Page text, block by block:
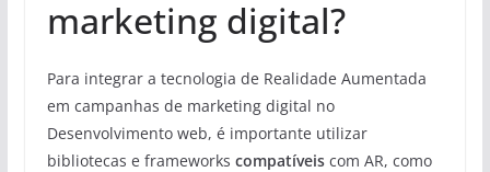
marketing digital?
Para integrar a tecnologia de Realidade Aumentada
em campanhas de marketing digital no
Desenvolvimento web, é importante utilizar
bibliotecas e frameworks compatíveiscom AR, como